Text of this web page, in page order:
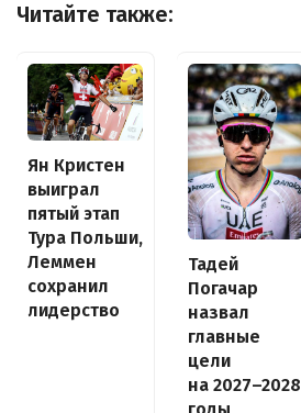
Читайте также:
Ян Кристен
выиграл
пятый этап
Тура Польши,
Леммен
сохранил
лидерство
Тадей
Погачар
назвал
главные
цели
на 2027–2028